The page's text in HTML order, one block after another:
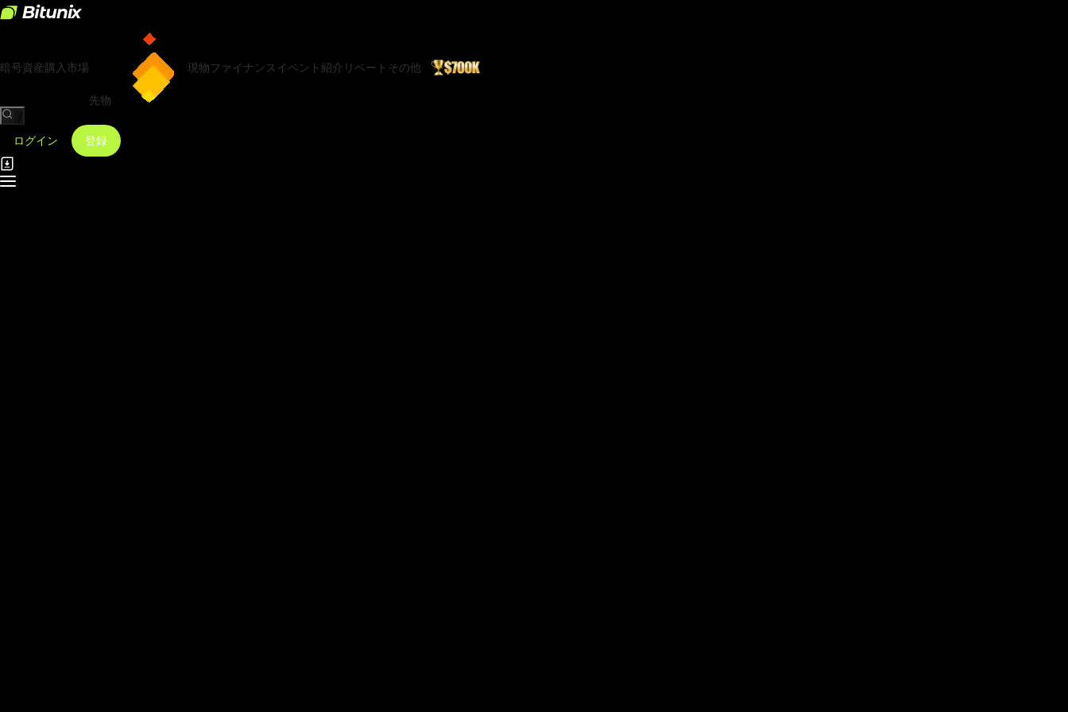
暗号資産購入 市場
先物
現物ファイナンス イベント 紹介リベート その他
ログイン
登録